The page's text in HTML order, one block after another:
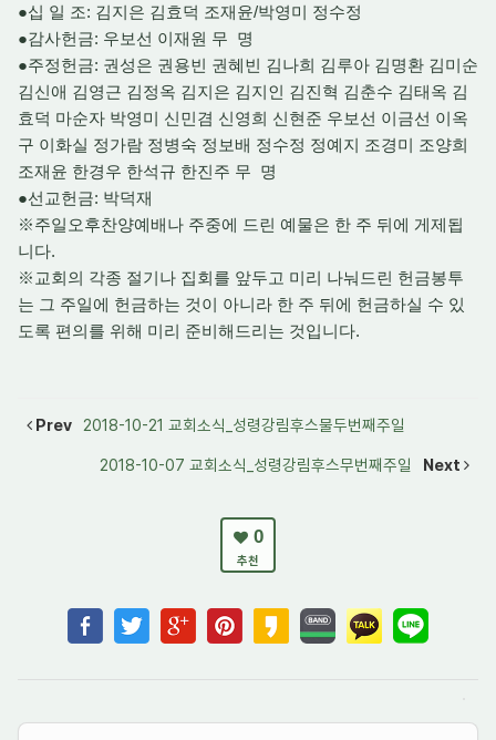
●십 일 조: 김지은 김효덕 조재윤/박영미 정수정
●감사헌금: 우보선 이재원 무 명
●주정헌금: 권성은 권용빈 권혜빈 김나희 김루아 김명환 김미순
김신애 김영근 김정옥 김지은 김지인 김진혁 김춘수 김태옥 김
효덕 마순자 박영미 신민겸 신영희 신현준 우보선 이금선 이옥
구 이화실 정가람 정병숙 정보배 정수정 정예지 조경미 조양희
조재윤 한경우 한석규 한진주 무 명
●선교헌금: 박덕재
※주일오후찬양예배나 주중에 드린 예물은 한 주 뒤에 게제됩
니다.
※교회의 각종 절기나 집회를 앞두고 미리 나눠드린 헌금봉투
는 그 주일에 헌금하는 것이 아니라 한 주 뒤에 헌금하실 수 있
도록 편의를 위해 미리 준비해드리는 것입니다.
Prev 2018-10-21 교회소식_성령강림후스물두번째주일
2018-10-07 교회소식_성령강림후스무번째주일 Next
0
추천